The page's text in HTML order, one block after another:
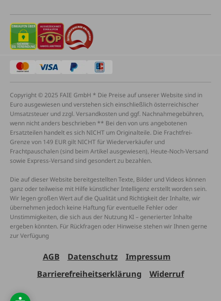
Copyright © 2025 FAIE GmbH * Die Preise auf unserer Website sind in
Euro ausgewiesen und verstehen sich einschließlich österreichischer
Umsatzsteuer und zzgl. Versandkosten und ggf. Nachnahmegebühren,
wenn nicht anders beschrieben ** Bei den von uns angebotenen
Ersatzteilen handelt es sich NICHT um Originalteile. Die Frachtfrei-
Grenze von 149 EUR gilt NICHT für Wiederverkäufer und
Frachtpauschalen (sind beim Artikel ausgewiesen), Heute-Noch-Versand
sowie Express-Versand sind gesondert zu bezahlen.
Die auf dieser Website bereitgestellten Texte, Bilder und Videos können
ganz oder teilweise mit Hilfe künstlicher Intelligenz erstellt worden sein.
Wir legen großen Wert auf die Qualität und Richtigkeit der Inhalte, wir
übernehmen jedoch keine Haftung für eventuelle Fehler oder
Unstimmigkeiten, die sich aus der Nutzung KI – generierter Inhalte
ergeben könnten. Für Rückfragen oder Hinweise stehen wir Ihnen gerne
zur Verfügung
AGB Datenschutz
Impressum
Barrierefreiheitserklärung
Widerruf